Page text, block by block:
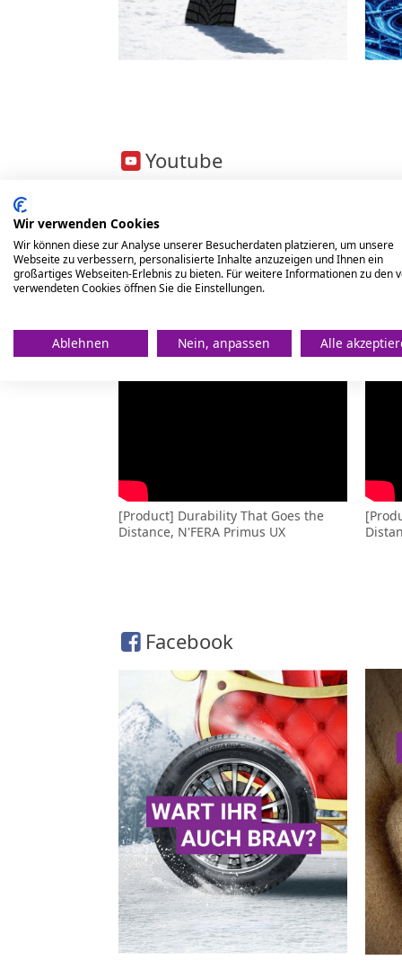
Youtube
[Product] N'FERA Primus UX - AD
(Arabic)- 30s ver.
[Product] Durability That Goes the
Distance, N'FERA Primus UX
Facebook
Wir verwenden Cookies
Wir können diese zur Analyse unserer Besucherdaten platzieren, um unsere
Webseite zu verbessern, personalisierte Inhalte anzuzeigen und Ihnen ein
großartiges Webseiten-Erlebnis zu bieten. Für weitere Informationen zu den
verwendeten Cookies öffnen Sie die Einstellungen.
Ablehnen Nein, anpassen Alle